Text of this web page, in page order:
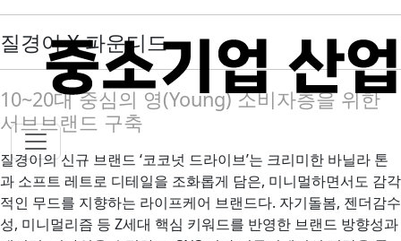
질경이 X 파운디드
10~20대 중심의 영(Young) 소비자층을 위한
서브브랜드 구축
질경이의 신규 브랜드 ‘코코넛 드라이브’는 크리미한 바닐라 톤
과 소프트 레트로 디테일을 조화롭게 담은, 미니멀하면서도 감각
적인 무드를 지향하는 라이프케어 브랜드다. 자기돌봄, 젠더감수
성, 미니멀리즘 등 Z세대 핵심 키워드를 반영한 브랜드 방향성과